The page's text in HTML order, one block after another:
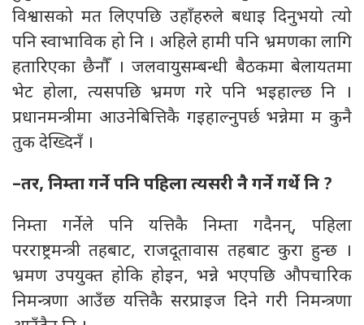
विश्वासको मत लिएपछि उहाँहरुले बधाइ दिनुभयो त्यो
पनि स्वाभाविक हो नि । अहिले हामी पनि भ्रमणका लागि
हतारिएका छैनौँ । जलवायुसम्बन्धी बैठकमा बेलायतमा
भेट होला, त्यसपछि भ्रमण गरे पनि भइहाल्छ नि ।
प्रधानमन्त्रीमा आउनेबित्तिकै गइहाल्नुपर्छ भन्नेमा म कुनै
तुक देख्दिनँ ।
–तर, निम्ता गर्ने पनि पहिला त्यसरी नै गर्ने गर्थे नि ?
निम्ता गर्नेले पनि यत्तिकै निम्ता गदैनन्, पहिला
परराष्ट्रमन्त्री तहबाट, राजदूतावास तहबाट कुरा हुन्छ ।
भ्रमण उपयुक्त होकि होइन, भन्ने भएपछि औपचारिक
निमन्त्रणा आउँछ यत्तिकै सरप्राइज दिने गरी निमन्त्रणा